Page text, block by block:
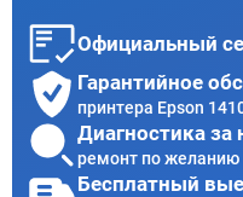
Официальный
Гарантийное
принтера Epson
Диагностика за
ремонт по желанию
Бесплатный